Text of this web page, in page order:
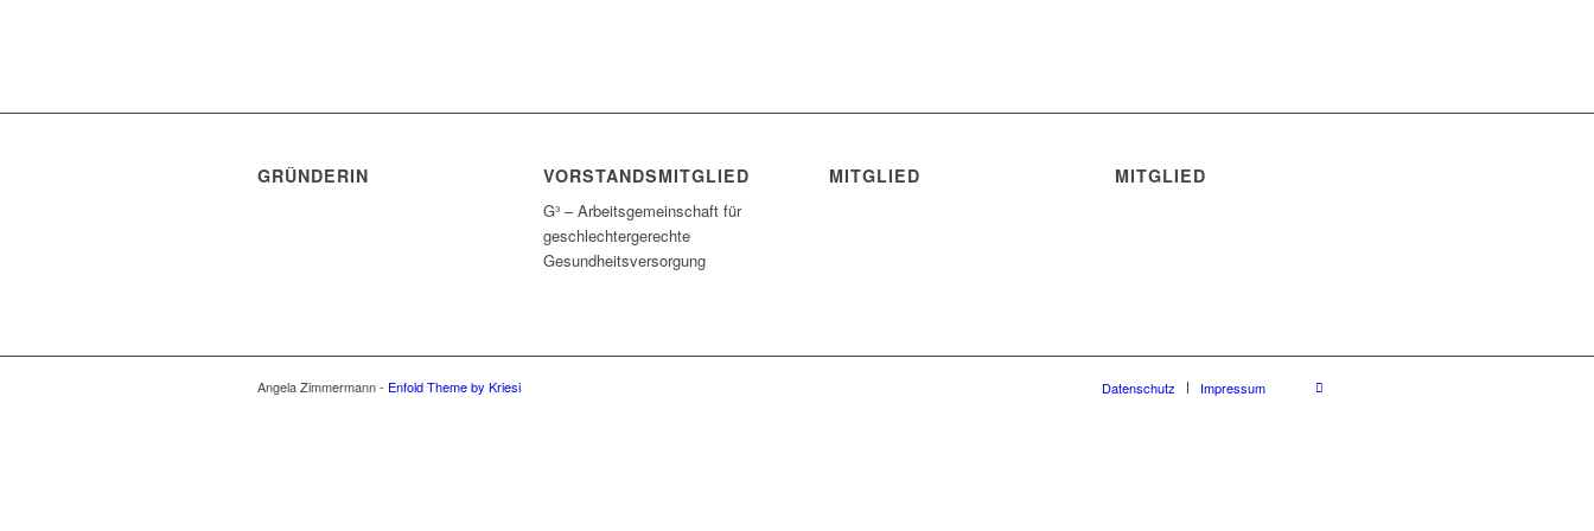
GRÜNDERIN VORSTANDSMITGLIED
G³ – Arbeitsgemeinschaft für
geschlechtergerechte
Gesundheitsversorgung
MITGLIED MITGLIED
Angela Zimmermann - Enfold Theme by Kriesi Datenschutz Impressum